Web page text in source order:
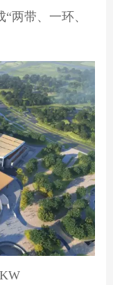
两带、一环、